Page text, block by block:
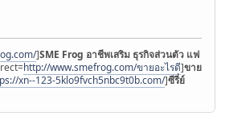
]SME Frog อาชีพเสริม ธุรกิจส่วนตัว แฟ
http://www.smefrog.com/ขายอะไรดี]ขาย
xn--123-5klo9fvch5nbc9t0b.com/]ซีรี่ย์